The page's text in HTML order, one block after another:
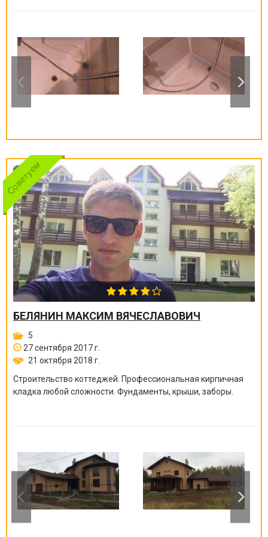
БЕЛЯНИН МАКСИМ ВЯЧЕСЛАВОВИЧ
5
27 сентября 2017 г.
21 октября 2018 г.
Строительство коттеджей. Профессиональная кирпичная
кладка любой сложности. Фундаменты, крыши, заборы.